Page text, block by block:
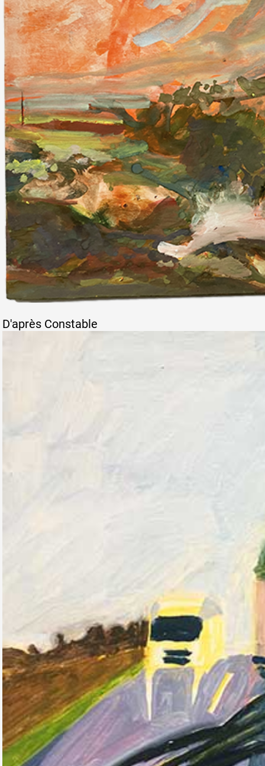
D'après Constable